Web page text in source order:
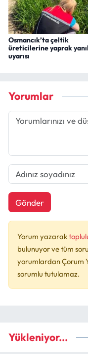
Osmancık’ta çeltik
üreticilerine yaprak
uyarısı
Yorumlar
Gönder
Yorum yazarak
bulunuyor ve tüm
yorumlardan Çorum
sorumlu tutulamaz.
Yükleniyor...